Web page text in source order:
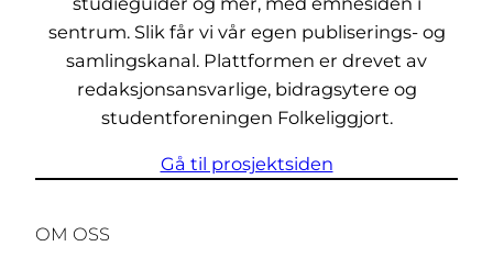
sentrum. Slik får vi vår egen publiserings- og
samlingskanal. Plattformen er drevet av
redaksjonsansvarlige, bidragsytere og
studentforeningen Folkeliggjort.
Gå til prosjektsiden
OM OSS